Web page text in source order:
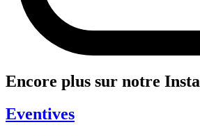
Encore plus sur notre Insta
Eventives